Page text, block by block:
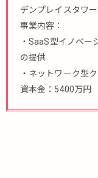
デンプレイスタワ
事業内容：
・SaaS型イノベー
の提供
・ネットワーク型
資本金：5400万円